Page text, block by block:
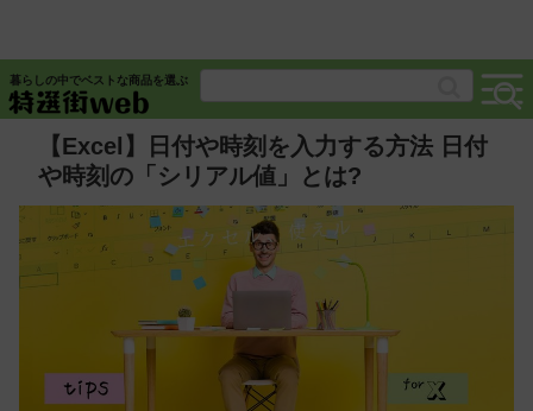
暮らしの中でベストな商品を選ぶ
【Excel】日付や時刻を入力する方法 日付
や時刻の「シリアル値」とは?